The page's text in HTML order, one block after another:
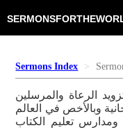
Sermons Index
الرعاة والمرسلين
وبالأخص في العالم
ومدارس تعليم الكتاب